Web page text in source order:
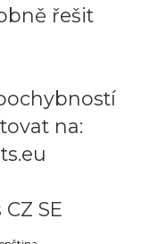
řešit
na:
SE